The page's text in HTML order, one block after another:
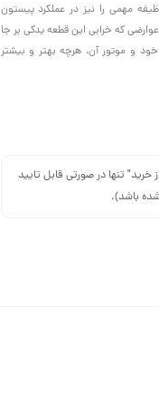
مهمی را نیز در عملکرد پیستون
که خرابی این قطعه یدکی بر جا
و موتور آن، هرچه بهتر و بیشتر
خرید" تنها در صورتی قابل تایید
شده باشد).